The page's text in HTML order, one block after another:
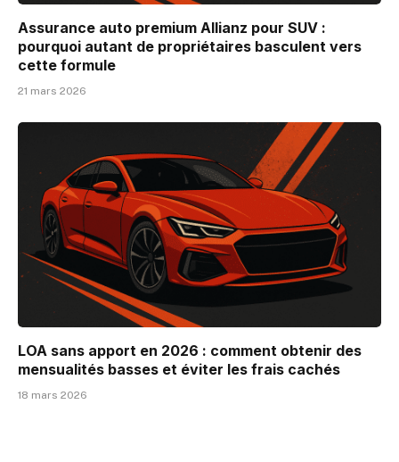
Assurance auto premium Allianz pour SUV :
pourquoi autant de propriétaires basculent vers
cette formule
21 mars 2026
LOA sans apport en 2026 : comment obtenir des
mensualités basses et éviter les frais cachés
18 mars 2026